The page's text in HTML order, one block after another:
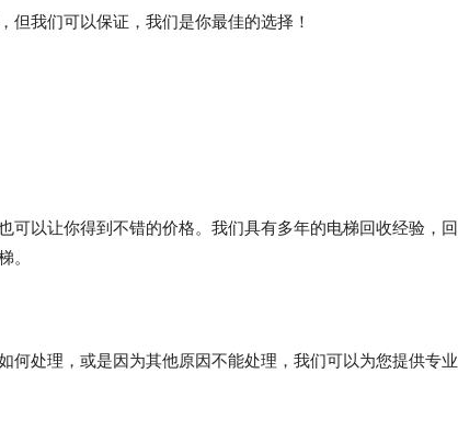
我们可以保证，我们是你最佳的选择！
以让你得到不错的价格。我们具有多年的电梯回收经验，回
。
何处理，或是因为其他原因不能处理，我们可以为您提供专业